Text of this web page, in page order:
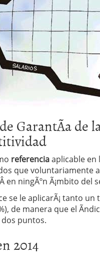
GarantÃ­a de
referenciaaplicable en
que voluntariamente
en ningÃºn Ã¡mbito del
se le aplicarÃ¡ tanto un
de manera que el
puntos.
2014